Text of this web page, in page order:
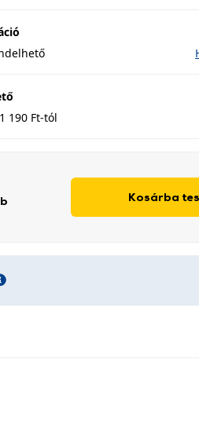
190 Ft-tól
Kosárba